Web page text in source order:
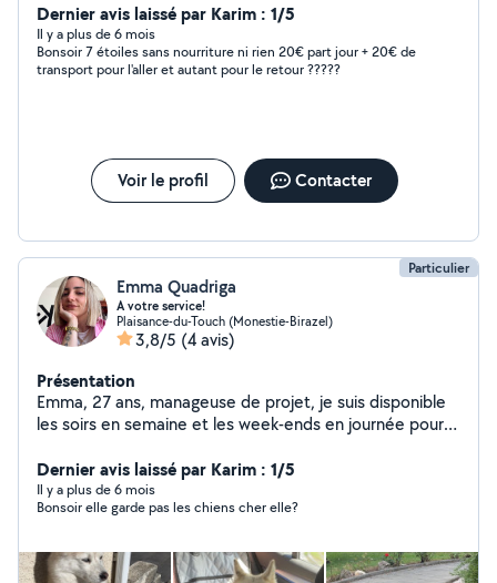
Dernier avis laissé par Karim : 1/5
Il y a plus de 6 mois
Bonsoir 7 étoiles sans nourriture ni rien 20€ part jour + 20€ de
transport pour l'aller et autant pour le retour ?????
Voir le profil Contacter
Particulier
Emma Quadriga
A votre service!
Plaisance-du-Touch (Monestie-Birazel)
3,8/5 (4 avis)
Présentation
Emma, 27 ans, manageuse de projet, je suis disponible
les soirs en semaine et les week-ends en journée pour
d'animaux !
Dernier avis laissé par Karim : 1/5
Il y a plus de 6 mois
Bonsoir elle garde pas les chiens cher elle?